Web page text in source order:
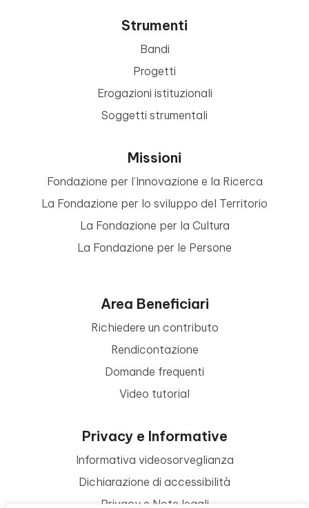
Strumenti
Bandi
Progetti
Erogazioni istituzionali
Soggetti strumentali
Missioni
Fondazione per l’Innovazione e la Ricerca
La Fondazione per lo sviluppo del Territorio
La Fondazione per la Cultura
La Fondazione per le Persone
Area Beneficiari
Richiedere un contributo
Rendicontazione
Domande frequenti
Video tutorial
Privacy e Informative
Informativa videosorveglianza
Dichiarazione di accessibilità
Privacy e Note legali